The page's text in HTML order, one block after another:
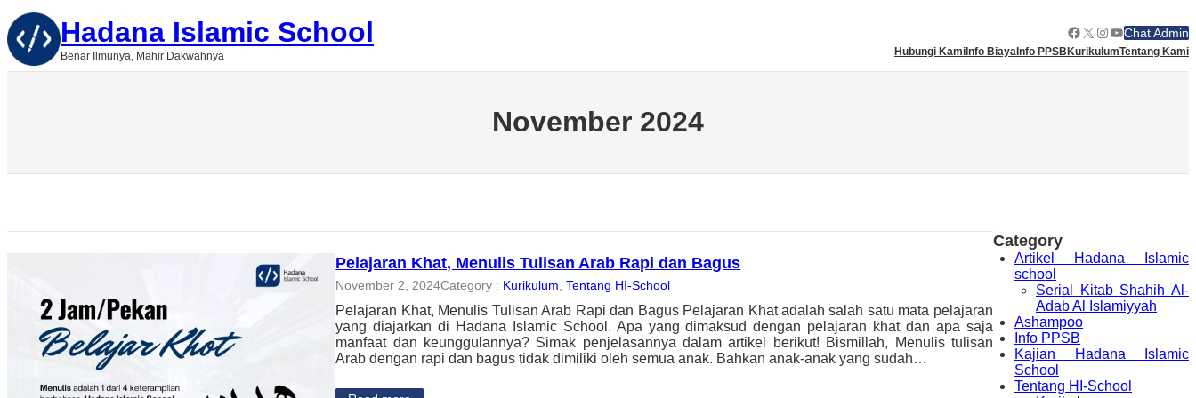
Skip
to
content
Hadana Islamic School
Benar Ilmunya, Mahir Dakwahnya
Facebook
X Instagram
YouTube
Chat Admin
Hubungi Kami Info Biaya Info PPSB KurikulumTentang Kami
November 2024
Pelajaran Khat, Menulis Tulisan Arab Rapi dan Bagus
November 2, 2024Category : Kurikulum , Tentang HI-School
Pelajaran Khat, Menulis Tulisan Arab Rapi dan Bagus Pelajaran Khat adalah salah satu mata pelajaran
yang diajarkan di Hadana Islamic School. Apa yang dimaksud dengan pelajaran khat dan apa saja
manfaat dan keunggulannya? Simak penjelasannya dalam artikel berikut! Bismillah, Menulis tulisan
Arab dengan rapi dan bagus tidak dimiliki oleh semua anak. Bahkan anak-anak yang sudah…
Category
Artikel Hadana Islamic
school
Serial Kitab Shahih Al-
Adab Al Islamiyyah
Ashampoo
Info PPSB
Kajian Hadana Islamic
School
Tentang HI-School